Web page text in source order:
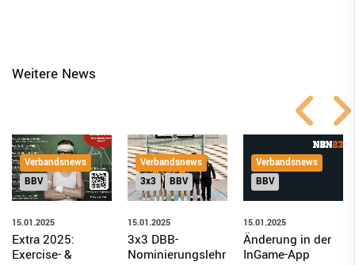
Weitere News
Verbandsnews
BBV
15.01.2025
Extra 2025:
Exercise- &
Verbandsnews
3x3
BBV
15.01.2025
3x3 DBB-
Nominierungslehr
Verbandsnews
BBV
15.01.2025
Änderung in der
InGame-App